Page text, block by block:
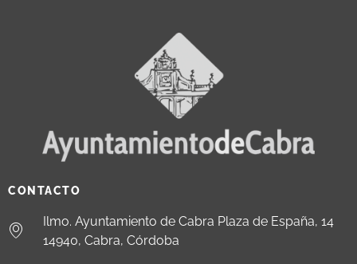
CONTACTO
Ilmo. Ayuntamiento de Cabra Plaza de España, 14
14940, Cabra, Córdoba